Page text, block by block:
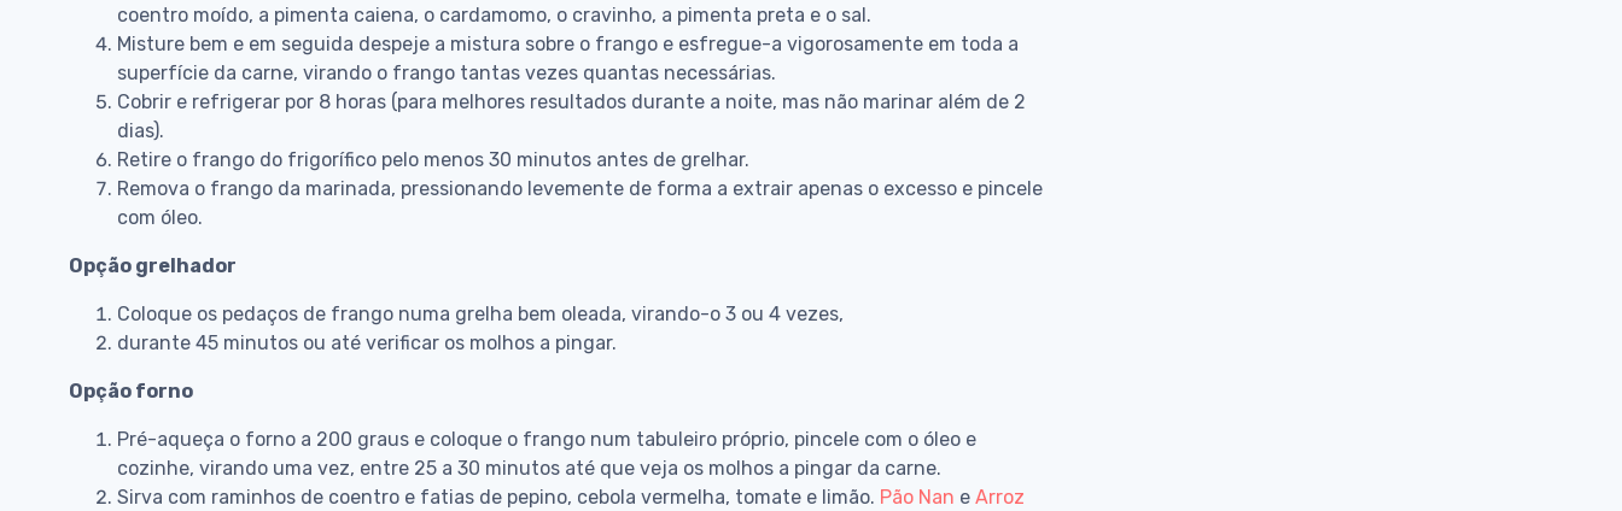
coentro moído, a pimenta caiena, o cardamomo, o cravinho, a pimenta preta e o sal.
Misture bem e em seguida despeje a mistura sobre o frango e esfregue-a vigorosamente em toda a
superfície da carne, virando o frango tantas vezes quantas necessárias.
Cobrir e refrigerar por 8 horas (para melhores resultados durante a noite, mas não marinar além de 2
dias).
Retire o frango do frigorífico pelo menos 30 minutos antes de grelhar.
Remova o frango da marinada, pressionando levemente de forma a extrair apenas o excesso e pincele
com óleo.
Opção grelhador
Coloque os pedaços de frango numa grelha bem oleada, virando-o 3 ou 4 vezes,
durante 45 minutos ou até verificar os molhos a pingar.
Opção forno
Pré-aqueça o forno a 200 graus e coloque o frango num tabuleiro próprio, pincele com o óleo e
cozinhe, virando uma vez, entre 25 a 30 minutos até que veja os molhos a pingar da carne.
Sirva com raminhos de coentro e fatias de pepino, cebola vermelha, tomate e limão. Pão Nan e Arroz